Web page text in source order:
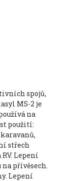
spojů,
MS-2 je
na
použití:
střech
Lepení
přívěsech.
Lepení